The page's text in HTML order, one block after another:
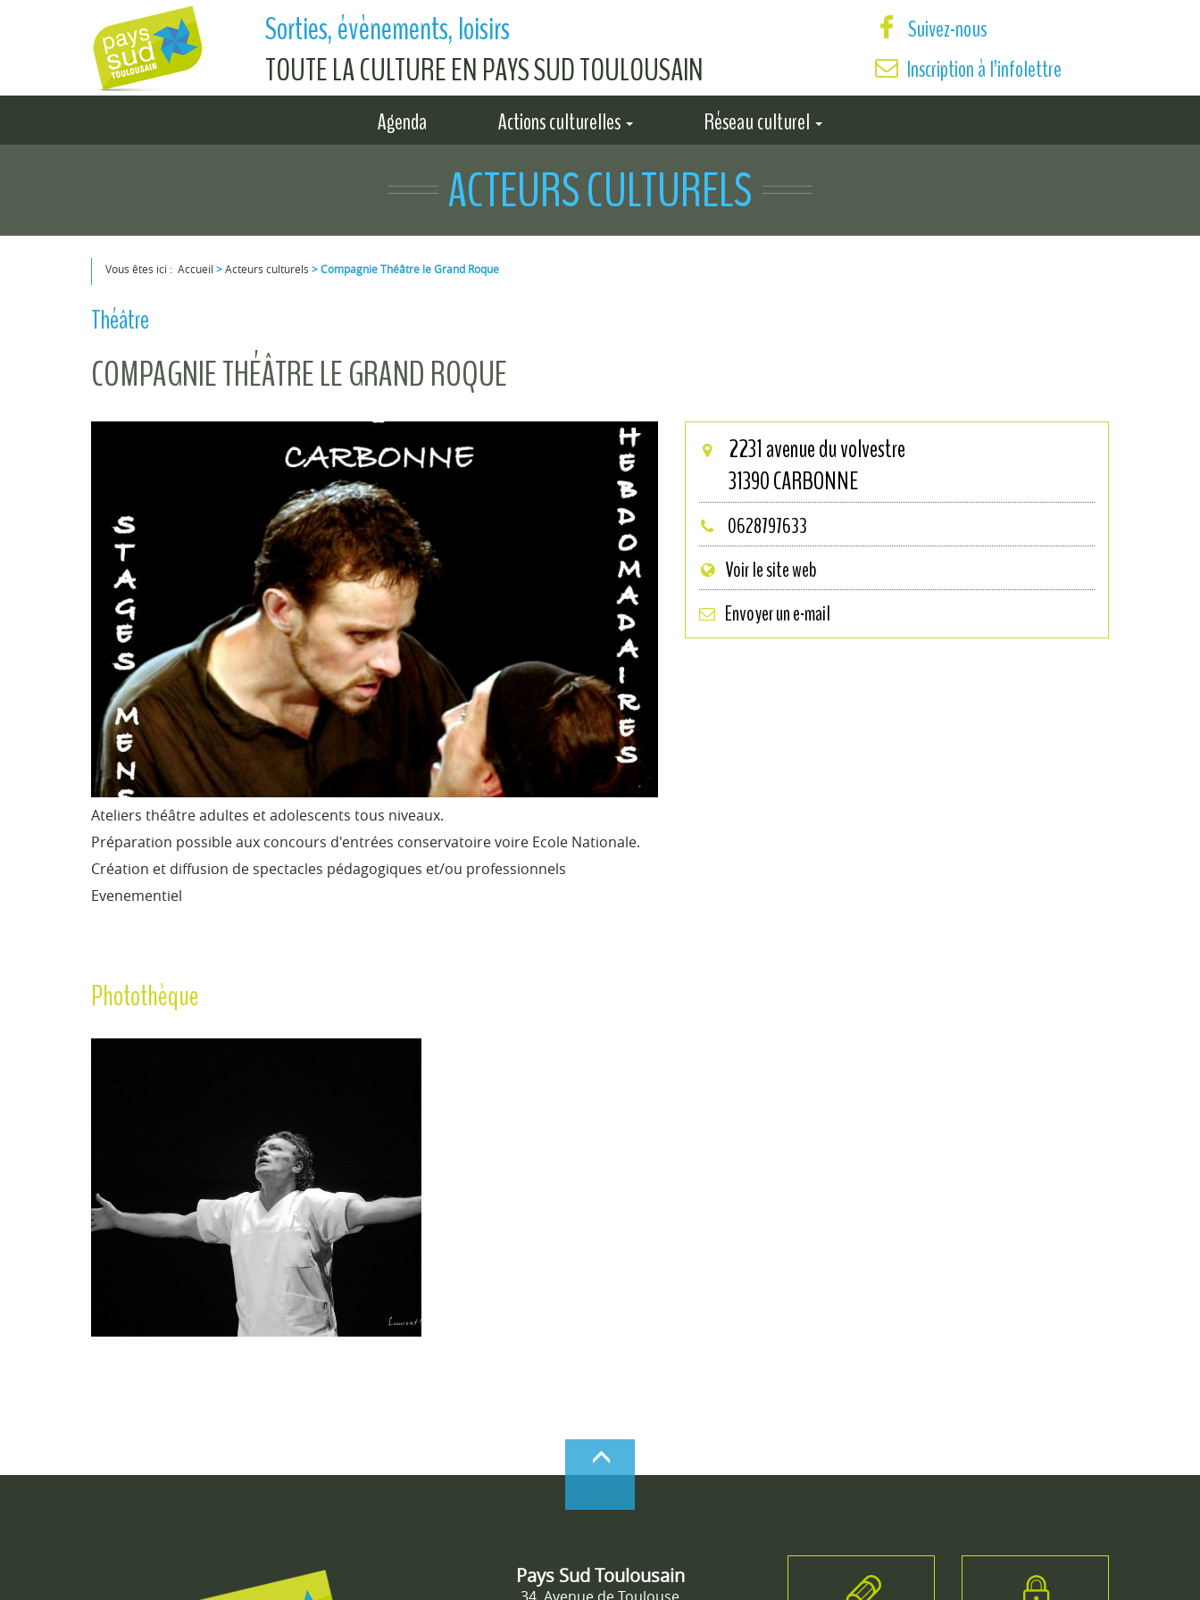
Sorties, évènements, loisirs
TOUTE LA CULTURE EN PAYS SUD TOULOUSAIN
Suivez-nous
Inscription à l’infolettre
Agenda
Actions culturelles Réseau culturel
ACTEURS CULTURELS
Vous êtes ici :
Vous êtes ici
Accueil >Acteurs culturels >Compagnie Théâtre le Grand Roque
Théâtre
COMPAGNIE THÉÂTRE LE GRAND ROQUE
2231 avenue du volvestre
31390CARBONNE
0628797633
Voir le site web
Envoyer un e-mail
Ateliers théâtre adultes et adolescents tous niveaux.
Préparation possible aux concours d'entrées conservatoire voire Ecole Nationale.
Création et diffusion de spectacles pédagogiques et/ou professionnels
Evenementiel
Photothèque
Pays Sud Toulousain